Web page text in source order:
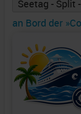
Seetag - Split
an Bord der